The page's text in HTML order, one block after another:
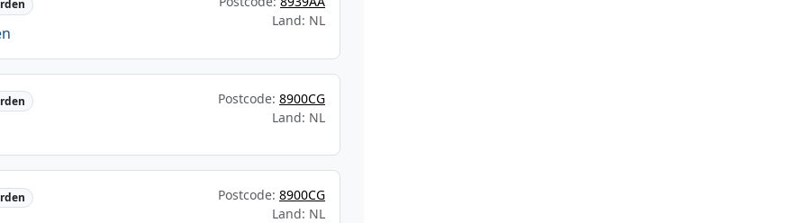
Land: NL
Postcode: 8900CG
Land: NL
Postcode: 8900CG
Land: NL